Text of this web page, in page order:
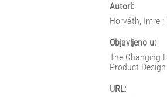
Autori:
Horváth, Imre ;
Objavljeno u:
The Changing
Product
URL: